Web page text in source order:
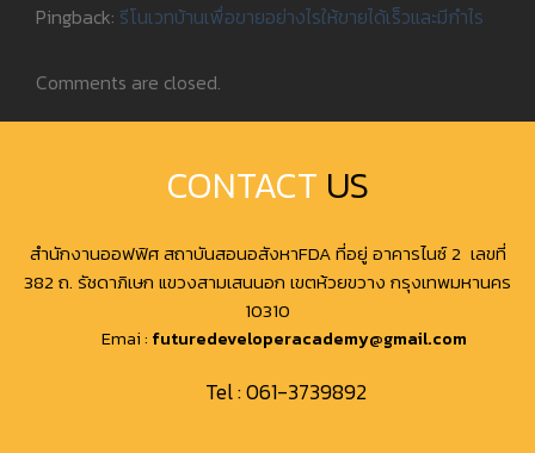
Pingback: รีโนเวทบ้านเพื่อขายอย่างไรให้ขายได้เร็วและมีกำไร
Comments are closed.
CONTACT US
สำนักงานออฟฟิศ สถาบันสอนอสังหาFDA ที่อยู่ อาคารไนซ์ 2 เลขที่
382 ถ. รัชดาภิเษก แขวงสามเสนนอก เขตห้วยขวาง กรุงเทพมหานคร
10310
Emai : futuredeveloperacademy@gmail.com
Tel :061-3739892